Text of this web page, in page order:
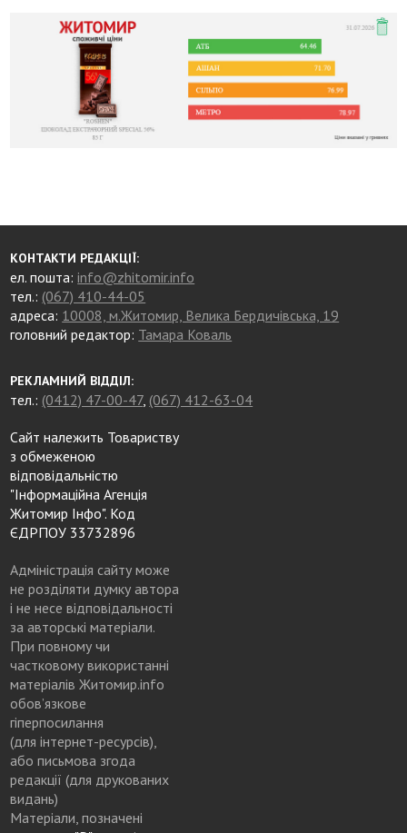
КОНТАКТИ РЕДАКЦІЇ:
ел. пошта:info@zhitomir.info
тел.: (067) 410-44-05
адреса: 10008, м.Житомир, Велика Бердичівська, 19
головний редактор: Тамара Коваль
РЕКЛАМНИЙ ВІДДІЛ:
тел.: (0412) 47-00-47, (067) 412-63-04
Сайт належить Товариству
з обмеженою
відповідальністю
"Інформаційна Агенція
Житомир Інфо". Код
ЄДРПОУ 33732896
Адміністрація сайту може
не розділяти думку автора
і не несе відповідальності
за авторські матеріали.
При повному чи
частковому використанні
матеріалів Житомир.info
обов’язкове
гіперпосилання
(для інтернет-ресурсів),
або письмова згода
редакції (для друкованих
видань)
Матеріали, позначені